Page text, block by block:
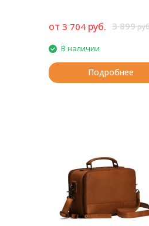
от 3 704 руб. 3 899
В наличии
Подробнее